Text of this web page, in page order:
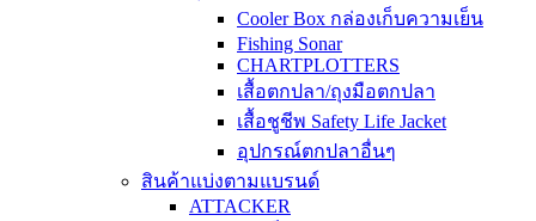
Cooler Box กล่องเก็บความเย็น
Fishing Sonar
CHARTPLOTTERS
เสื้อตกปลา/ถุงมือตกปลา
เสื้อชูชีพ Safety Life Jacket
อุปกรณ์ตกปลาอื่นๆ
สินค้าแบ่งตามแบรนด์
ATTACKER